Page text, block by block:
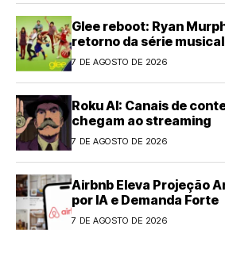
Glee reboot: Ryan
retorno da série musical
7 DE AGOSTO DE 2026
Roku AI: Canais de
chegam ao streaming
7 DE AGOSTO DE 2026
Airbnb Eleva Projeção
por IA e Demanda Forte
7 DE AGOSTO DE 2026